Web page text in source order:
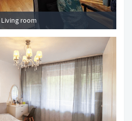
Living room